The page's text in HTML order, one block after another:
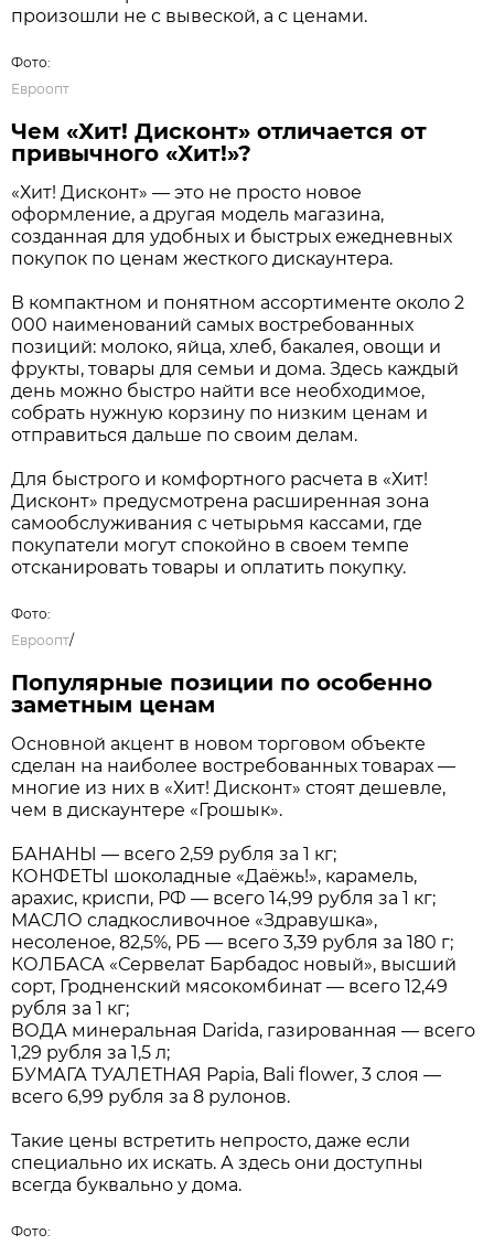
произошли не с вывеской, а с ценами.
Фото:
Евроопт
Чем «Хит! Дисконт» отличается от
привычного «Хит!»?
«Хит! Дисконт» — это не просто новое
оформление, а другая модель магазина,
созданная для удобных и быстрых ежедневных
покупок по ценам жесткого дискаунтера.
В компактном и понятном ассортименте около 2
000 наименований самых востребованных
позиций: молоко, яйца, хлеб, бакалея, овощи и
фрукты, товары для семьи и дома. Здесь каждый
день можно быстро найти все необходимое,
собрать нужную корзину по низким ценам и
отправиться дальше по своим делам.
Для быстрого и комфортного расчета в «Хит!
Дисконт» предусмотрена расширенная зона
самообслуживания с четырьмя кассами, где
покупатели могут спокойно в своем темпе
отсканировать товары и оплатить покупку.
Фото:
Евроопт/
Популярные позиции по особенно
заметным ценам
Основной акцент в новом торговом объекте
сделан на наиболее востребованных товарах —
многие из них в «Хит! Дисконт» стоят дешевле,
чем в дискаунтере «Грошык».
БАНАНЫ — всего 2,59 рубля за 1 кг;
КОНФЕТЫ шоколадные «Даёжь!», карамель,
арахис, криспи, РФ — всего 14,99 рубля за 1 кг;
МАСЛО сладкосливочное «Здравушка»,
несоленое, 82,5%, РБ — всего 3,39 рубля за 180 г;
КОЛБАСА «Сервелат Барбадос новый», высший
сорт, Гродненский мясокомбинат — всего 12,49
рубля за 1 кг;
ВОДА минеральная Darida, газированная — всего
1,29 рубля за 1,5 л;
БУМАГА ТУАЛЕТНАЯ Papia, Bali flower, 3 слоя —
всего 6,99 рубля за 8 рулонов.
Такие цены встретить непросто, даже если
специально их искать. А здесь они доступны
всегда буквально у дома.
Фото: